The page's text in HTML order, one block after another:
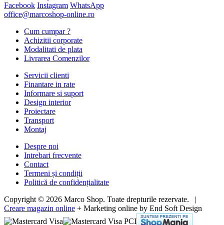
Facebook Instagram WhatsApp
office@marcoshop-online.ro
Cum cumpar ?
Achizitii corporate
Modalitati de plata
Livrarea Comenzilor
Servicii clienti
Finantare in rate
Informare si suport
Design interior
Proiectare
Transport
Montaj
Despre noi
Intrebari frecvente
Contact
Termeni și condiții
Politică de confidențialitate
Copyright © 2026 Marco Shop. Toate drepturile rezervate. |
Creare magazin online + Marketing online by End Soft Design